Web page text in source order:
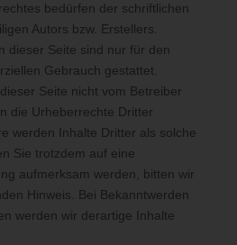
bedürfen der schriftlichen
Autors bzw. Erstellers.
dieser Seite sind nur für den
Gebrauch gestattet.
Seite nicht vom Betreiber
die Urheberrechte Dritter
werden Inhalte Dritter als solche
Sie trotzdem auf eine
aufmerksam werden, bitten wir
Hinweis. Bei Bekanntwerden
werden wir derartige Inhalte
ohne Hilfe automatisierter
oder jede solche Vorgangsreihe
Daten wie das
eine andere Form der
oder die Verknüpfung, die
oder die Vernichtung.
Verarbeitung